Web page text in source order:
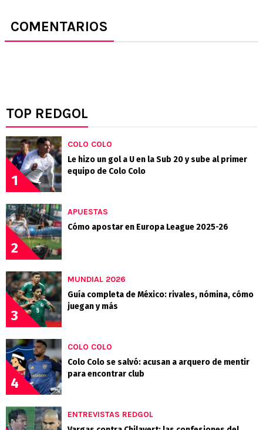
COMENTARIOS
TOP REDGOL
1
COLO COLO
Le hizo un gol a U en la Sub 20 y sube al primer
equipo de Colo Colo
2
APUESTAS
Cómo apostar en Europa League 2025-26
3
MUNDIAL 2026
Guía completa de México: rivales, nómina, cómo
juegan y más
4
COLO COLO
Colo Colo se salvó: acusan a arquero de mentir
para encontrar club
ENTREVISTAS REDGOL